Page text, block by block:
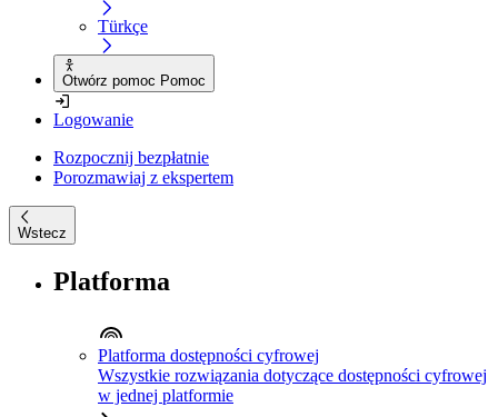
Türkçe
Otwórz pomoc Pomoc
Logowanie
Rozpocznij bezpłatnie
Porozmawiaj z ekspertem
Wstecz
Platforma
Platforma dostępności cyfrowej
Wszystkie rozwiązania dotyczące dostępności cyfrowej
w jednej platformie